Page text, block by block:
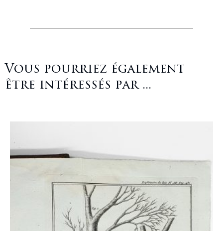
Vous pourriez également
être intéressés par ...